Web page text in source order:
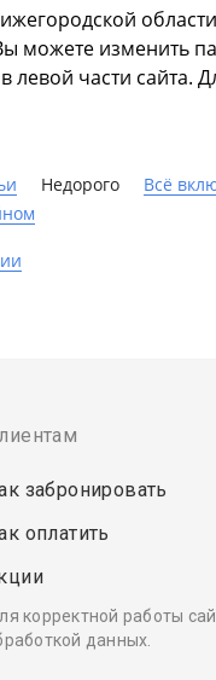
можете изменить
части сайта.
Недорого Всё
забронировать
оплатить
корректной работы
данных.